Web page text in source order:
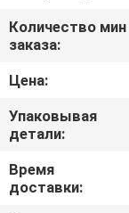
МЫ
СПРОСИТЕ
ЦИТАТУ
Количество мин
заказа:
Цена:
Упаковывая
детали:
Время
доставки: